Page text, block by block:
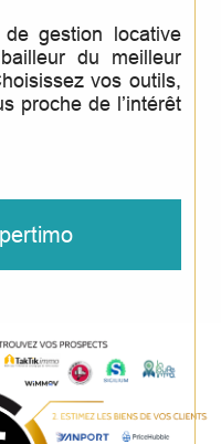
gestion locative
du meilleur
vos outils,
proche de l’intérêt